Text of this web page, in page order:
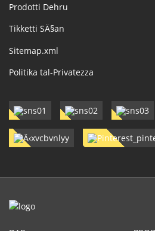
Prodotti Dehru
Tikketti SÄ§an
Sitemap.xml
Politika tal-Privatezza